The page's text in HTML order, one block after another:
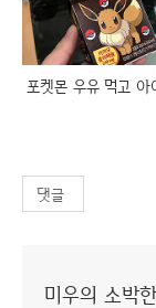
포켓몬 우유 먹고
댓글
미우의 소박